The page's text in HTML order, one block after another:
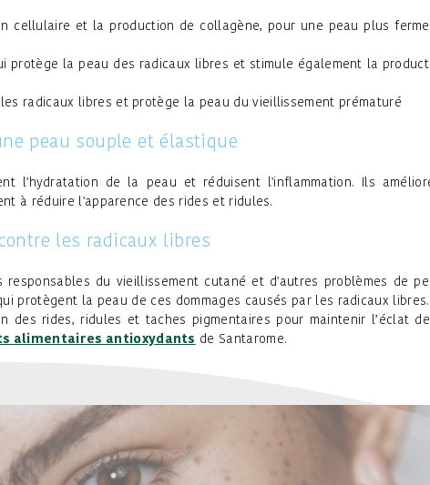
cellulaire et la production de collagène, pour une peau plus
protège la peau des radicaux libres et stimule également la
radicaux libres et protège la peau du vieillissement prématuré
peau souple et élastique
l'hydratation de la peau et réduisent l'inflammation. Ils
à réduire l'apparence des rides et ridules.
les radicaux libres
responsables du vieillissement cutané et d'autres problèmes de
protègent la peau de ces dommages causés par les radicaux
des rides, ridules et taches pigmentaires pour maintenir l’éclat
alimentaires antioxydants de Santarome.